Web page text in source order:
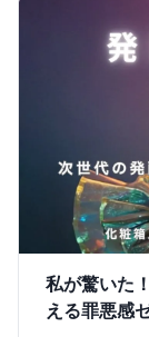
私が驚いた
える罪悪感